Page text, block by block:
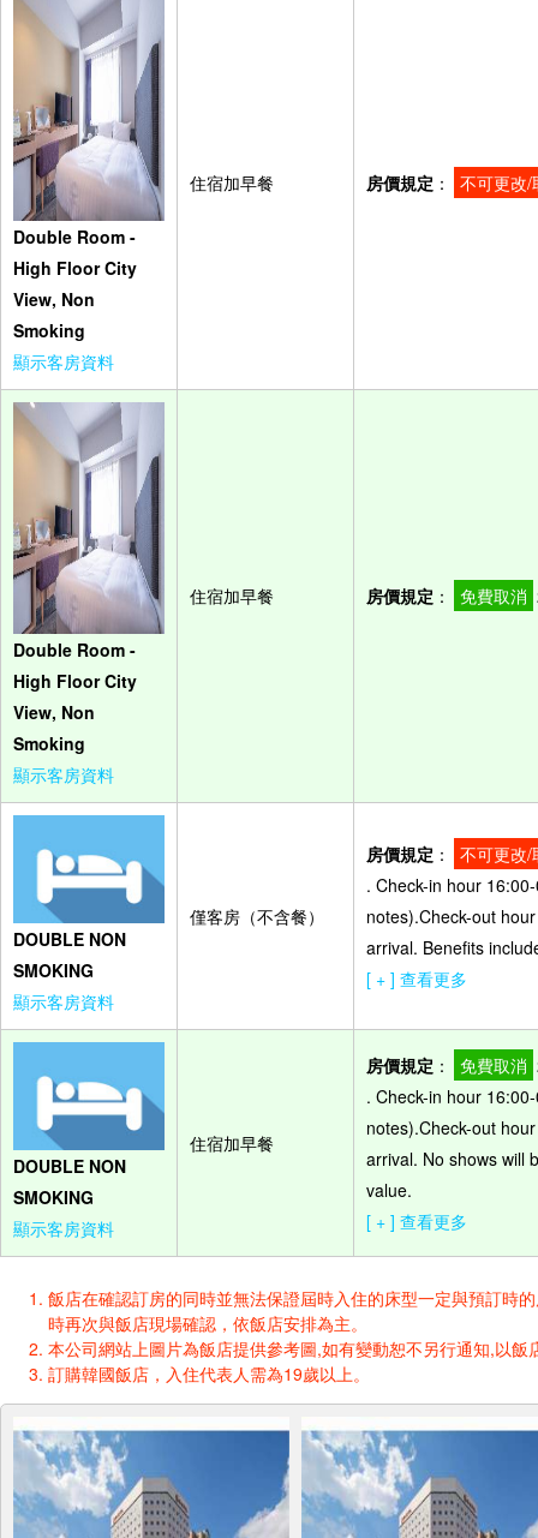
Double Room -
High Floor City
View, Non
Smoking
顯示客房資料
住宿加早餐 房價規定 ： 不可更改/
Double Room -
High Floor City
View, Non
Smoking
顯示客房資料
住宿加早餐 房價規定 ： 免費取消
DOUBLE NON
SMOKING
顯示客房資料
僅客房（不含餐）
房價規定 ：
不可更改/
. Check-in hour
notes).Check-out
arrival. Benefits
[ + ] 查看更多
DOUBLE NON
SMOKING
顯示客房資料
住宿加早餐
房價規定 ： 免費取消
. Check-in hour
notes).Check-out
arrival. No shows will
value.
[ + ] 查看更多
飯店在確認訂房的同時並無法保證屆時入住的床型一定與預訂時
時再次與飯店現場確認，依飯店安排為主。
本公司網站上圖片為飯店提供參考圖,如有變動恕不另行通知,以飯
訂購韓國飯店，入住代表人需為19歲以上。